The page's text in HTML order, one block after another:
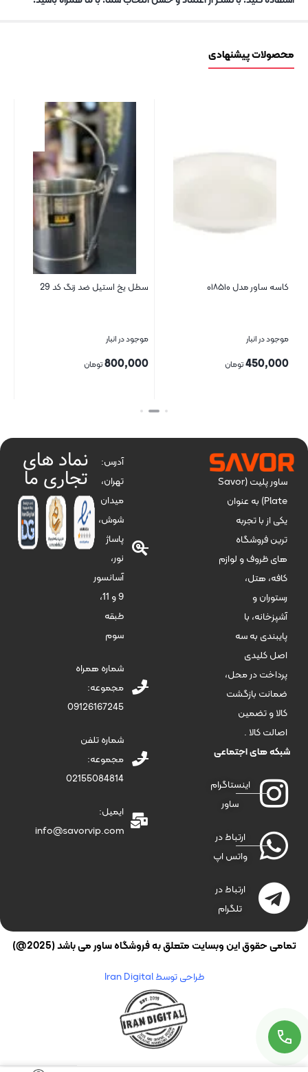
محصولات پیشنهادی
کاسه ساور مدل ۰۱۸۵۱۰
موجود در انبار
450,000تومان
سطل یخ استیل ضد زنگ کد 29
موجود در انبار
800,000تومان
بستن
ساور پلیت (Savor
Plate) به عنوان
یکی از با تجربه
ترین فروشگاه
های ظروف و لوازم
کافه، هتل،
رستوران و
آشپزخانه، با
پایبندی به سه
اصل کلیدی
پرداخت در محل،
ضمانت بازگشت
کالا و تضمین
اصالت کالا .
شبکه های اجتماعی
اینستاگرام
ساور
ارتباط در
واتس اپ
ارتباط در
تلگرام
آدرس:
تهران،
میدان
شوش،
پاساژ
نور،
آسانسور
9 و 11،
طبقه
سوم
شماره همراه
مجموعه:
09126167245
شماره تلفن
مجموعه:
02155084814
ایمیل:
info@savorvip.com
نماد های
تجاری ما
تمامی حقوق این وبسایت متعلق به فروشگاه ساور می باشد (2025@)
طراحی توسط Iran Digital